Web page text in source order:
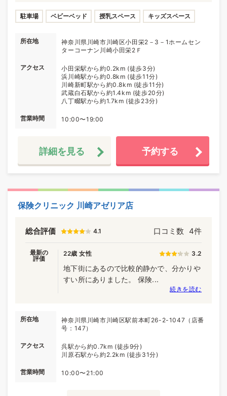
駐車場 ベビーベッド 授乳スペース キッズスペース
所在地
神奈川県川崎市川崎区小田栄2－3－1ホームセン
ターコーナン川崎小田栄2Ｆ
アクセス
小田栄駅から約0.2km (徒歩3分)
浜川崎駅から約0.8km (徒歩11分)
川崎新町駅から約0.8km (徒歩11分)
武蔵白石駅から約1.4km (徒歩20分)
八丁畷駅から約1.7km (徒歩23分)
営業時間 10:00〜19:00
詳細を見る 予約する
保険クリニック 川崎アゼリア店
総合評価 4.1 口コミ数 4件
最新の
評価
22歳 女性 3.2
地下街にあるので比較的静かで、分かりや
すい所にありました。 保険...
続きを読む
所在地
神奈川県川崎市川崎区駅前本町26-2-1047（店番
号：147）
アクセス
呉駅から約0.7km (徒歩9分)
川原石駅から約2.2km (徒歩31分)
営業時間 10:00〜21:00